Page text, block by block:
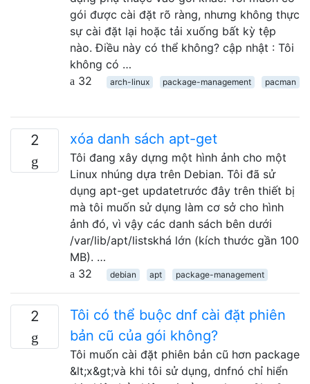
gói được cài đặt rõ ràng, nhưng không thực
sự cài đặt lại hoặc tải xuống bất kỳ tệp
nào. Điều này có thể không? cập nhật : Tôi
không có …
32
arch-linux package-management pacman
2 xóa danh sách apt-get
Tôi đang xây dựng một hình ảnh cho một
Linux nhúng dựa trên Debian. Tôi đã sử
dụng apt-get updatetrước đây trên thiết bị
mà tôi muốn sử dụng làm cơ sở cho hình
ảnh đó, vì vậy các danh sách bên dưới
/var/lib/apt/listskhá lớn (kích thước gần 100
MB). …
32
debian apt package-management
2
Tôi có thể buộc dnf cài đặt phiên
bản cũ của gói không?
Tôi muốn cài đặt phiên bản cũ hơn package
&lt;x&gt;và khi tôi sử dụng, dnfnó chỉ hiển